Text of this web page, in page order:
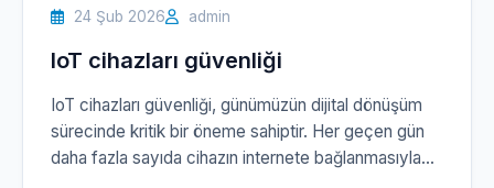
24 Şub 2026 admin
IoT cihazları güvenliği
IoT cihazları güvenliği, günümüzün dijital dönüşüm
sürecinde kritik bir öneme sahiptir. Her geçen gün
daha fazla sayıda cihazın internete bağlanmasıyla